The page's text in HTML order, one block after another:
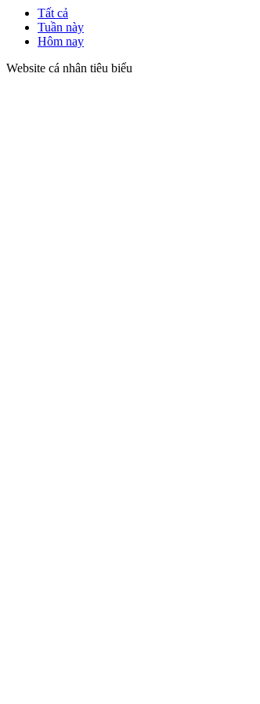
Tất cả
Tuần này
Hôm nay
Website cá nhân tiêu biểu